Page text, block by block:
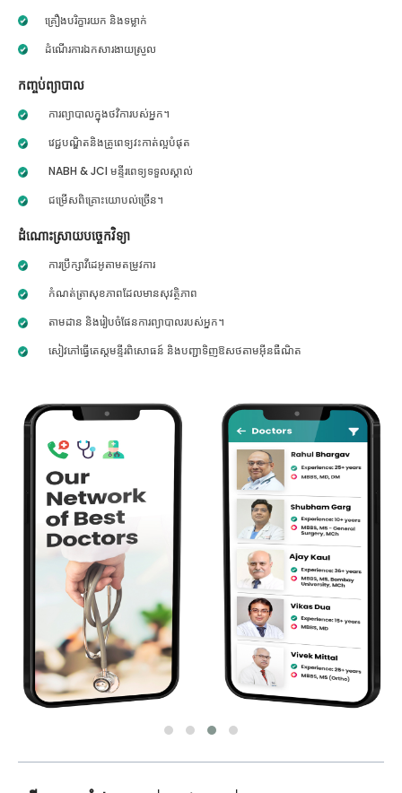
គ្រឿងបរិក្ខារយក និងទម្លាក់
ដំណើរការឯកសារងាយស្រួល
កញ្ចប់ព្យាបាល
ការព្យាបាលក្នុងថវិការបស់អ្នក។
វេជ្ជបណ្ឌិតនិងគ្រូពេទ្យវះកាត់ល្អបំផុត
NABH & JCI មន្ទីរពេទ្យទទួលស្គាល់
ជម្រើសពិគ្រោះយោបល់ច្រើន។
ដំណោះស្រាយបច្ចេកវិទ្យា
ការប្រឹក្សាវីដេអូតាមតម្រូវការ
កំណត់ត្រាសុខភាពដែលមានសុវត្ថិភាព
តាមដាន និងរៀបចំផែនការព្យាបាលរបស់អ្នក។
សៀវភៅធ្វើតេស្តមន្ទីរពិសោធន៍ និងបញ្ជាទិញឱសថតាមអ៊ីនធឺណិត